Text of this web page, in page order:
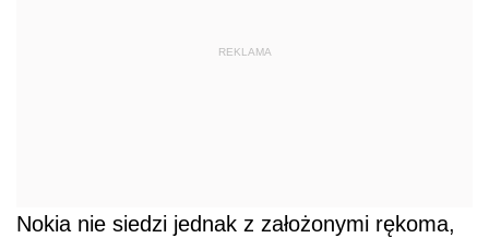
REKLAMA
Nokia nie siedzi jednak z założonymi rękoma,